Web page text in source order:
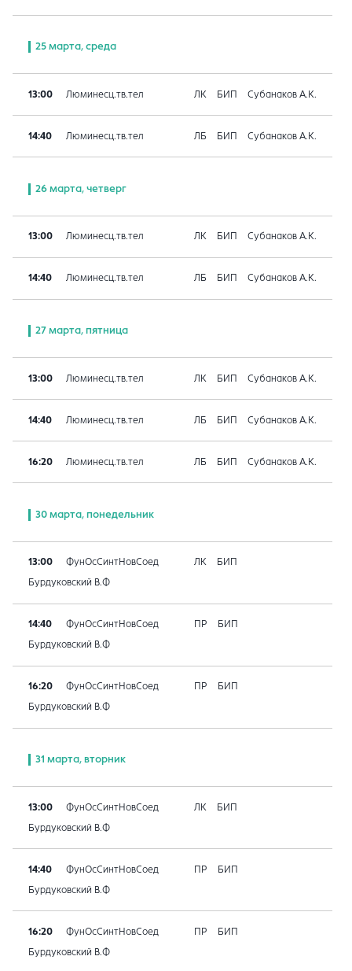
25 марта, среда
13:00 Люминесц.тв.тел ЛК БИП Субанаков А.К.
14:40 Люминесц.тв.тел ЛБ БИП Субанаков А.К.
26 марта, четверг
13:00 Люминесц.тв.тел ЛК БИП Субанаков А.К.
14:40 Люминесц.тв.тел ЛБ БИП Субанаков А.К.
27 марта, пятница
13:00 Люминесц.тв.тел ЛК БИП Субанаков А.К.
14:40 Люминесц.тв.тел ЛБ БИП Субанаков А.К.
16:20 Люминесц.тв.тел ЛБ БИП Субанаков А.К.
30 марта, понедельник
13:00 ФунОсСинтНовСоед ЛК БИП
Бурдуковский В.Ф
14:40 ФунОсСинтНовСоед ПР БИП
Бурдуковский В.Ф
16:20 ФунОсСинтНовСоед ПР БИП
Бурдуковский В.Ф
31 марта, вторник
13:00 ФунОсСинтНовСоед ЛК БИП
Бурдуковский В.Ф
14:40 ФунОсСинтНовСоед ПР БИП
Бурдуковский В.Ф
16:20 ФунОсСинтНовСоед ПР БИП
Бурдуковский В.Ф